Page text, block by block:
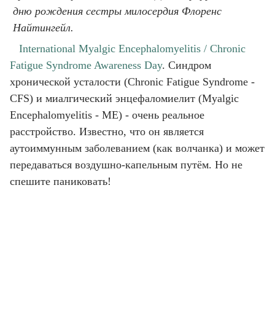
дню рождения сестры милосердия Флоренс
Найтингейл.
International Myalgic Encephalomyelitis / Chronic
Fatigue Syndrome Awareness Day. Синдром
хронической усталости (Chronic Fatigue Syndrome -
CFS) и миалгический энцефаломиелит (Myalgic
Encephalomyelitis - ME) - очень реальное
расстройство. Известно, что он является
аутоиммунным заболеванием (как волчанка) и может
передаваться воздушно-капельным путём. Но не
спешите паниковать!